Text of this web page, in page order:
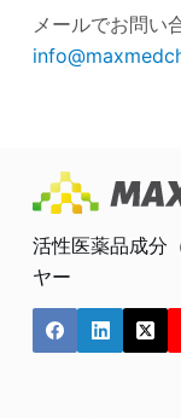
メールでお問い
活性医薬品成分
ヤー